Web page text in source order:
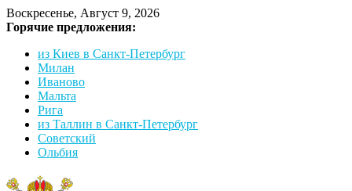
Воскресенье, Август 9, 2026
Горячие предложения:
из Киев в Санкт-Петербург
Милан
Иваново
Мальта
Рига
из Таллин в Санкт-Петербург
Советский
Ольбия